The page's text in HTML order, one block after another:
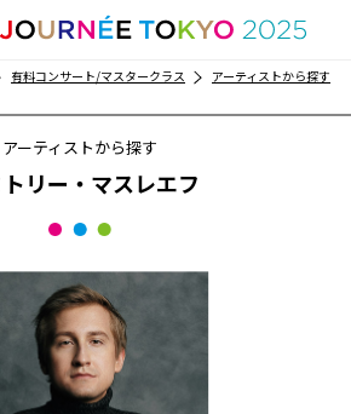
有料コンサート/マスタークラス
アーティストから探す
アーティストから探す
トリー・マスレエフ